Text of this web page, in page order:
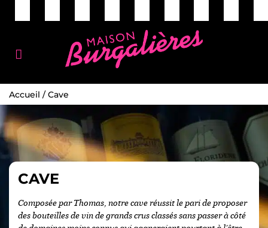
Accueil /Cave
CAVE
Composée par Thomas, notre cave réussit le pari de proposer
des bouteilles de vin de grands crus classés sans passer à côté